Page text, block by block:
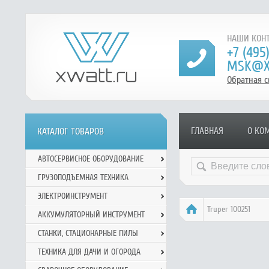
НАШИ
+7
Обратная
ГЛАВНАЯ О
Truper 100251
КАТАЛОГ ТОВАРОВ
АВТОСЕРВИСНОЕ ОБОРУДОВАНИЕ
ГРУЗОПОДЪЕМНАЯ ТЕХНИКА
ЭЛЕКТРОИНСТРУМЕНТ
АККУМУЛЯТОРНЫЙ ИНСТРУМЕНТ
СТАНКИ, СТАЦИОНАРНЫЕ ПИЛЫ
ТЕХНИКА ДЛЯ ДАЧИ И ОГОРОДА